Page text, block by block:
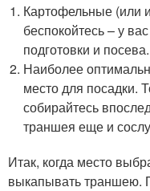
Картофельные (или
беспокойтесь – у
подготовки и посева.
Наиболее
место для посадки.
собирайтесь
траншея еще и
Итак, когда место
выкапывать траншею.